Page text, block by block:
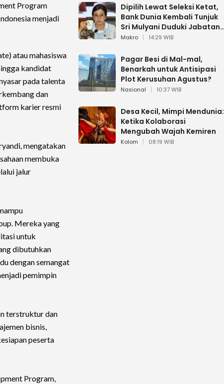
Program
menjadi
atau mahasiswa
kandidat
pada talenta
dan
karier resmi
mengatakan
membuka
jalur
Mereka yang
untuk
dibutuhkan
dengan semangat
pemimpin
terstruktur dan
bisnis,
peserta
Program,
Dipilih Lewat Seleksi Ketat,
Bank Dunia Kembali Tunjuk
Sri Mulyani Duduki Jabatan
Strategis
Makro 14:29 WIB
Pagar Besi di Mal-mal,
Benarkah untuk Antisipasi
Plot Kerusuhan Agustus?
Nasional 10:37 WIB
Desa Kecil, Mimpi Mendunia:
Ketika Kolaborasi
Mengubah Wajah Kemiren
Kolom 08:19 WIB